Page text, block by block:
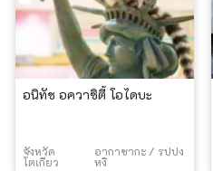
อนิทัช อควาซิตี้ โอไดบะ
จังหวัด
โตเกียว
อากาซากะ / รปปง
หงิ